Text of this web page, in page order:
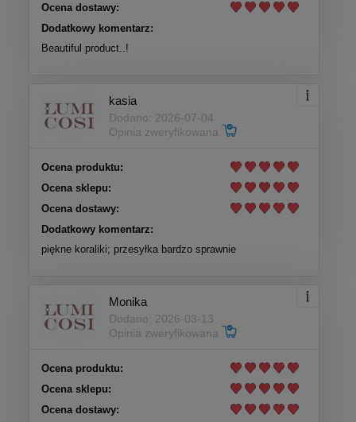
Ocena dostawy:
Dodatkowy komentarz:
Beautiful product..!
kasia
Dodano: 2026-07-04
Opinia zweryfikowana
Ocena produktu:
Ocena sklepu:
Ocena dostawy:
Dodatkowy komentarz:
piękne koraliki; przesyłka bardzo sprawnie
Monika
Dodano: 2026-03-13
Opinia zweryfikowana
Ocena produktu:
Ocena sklepu:
Ocena dostawy: